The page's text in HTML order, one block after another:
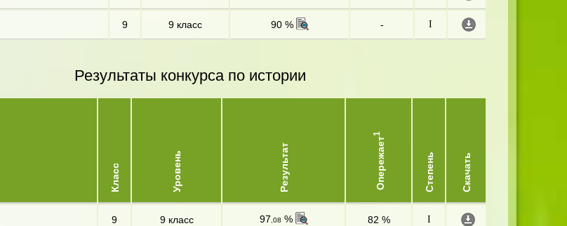
9 9 класс 90 % - I
Результаты конкурса по истории
Класс Уровень Результат Опережает
1
Степень Скачать
9 9 класс 97 ,08 % 82 % I